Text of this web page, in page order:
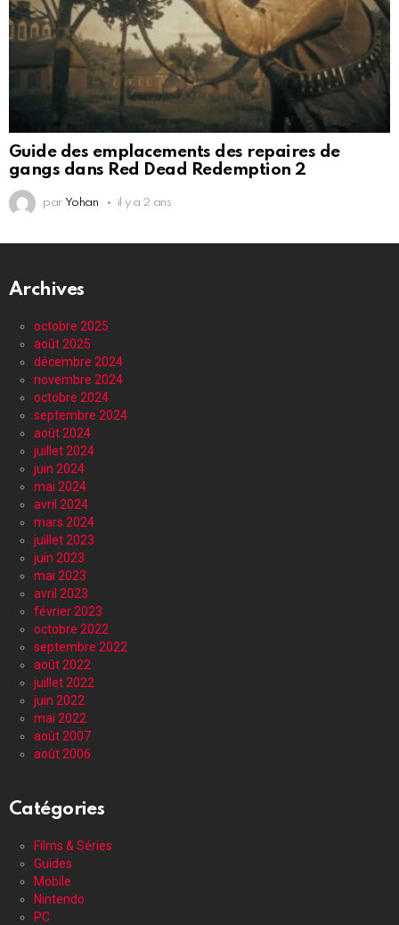
Guide des emplacements des repaires de
gangs dans Red Dead Redemption 2
par Yohan il y a 2 ans
Archives
octobre 2025
août 2025
décembre 2024
novembre 2024
octobre 2024
septembre 2024
août 2024
juillet 2024
juin 2024
mai 2024
avril 2024
mars 2024
juillet 2023
juin 2023
mai 2023
avril 2023
février 2023
octobre 2022
septembre 2022
août 2022
juillet 2022
juin 2022
mai 2022
août 2007
août 2006
Catégories
Films & Séries
Guides
Mobile
Nintendo
PC